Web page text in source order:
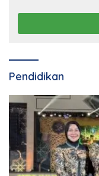
Pendidikan